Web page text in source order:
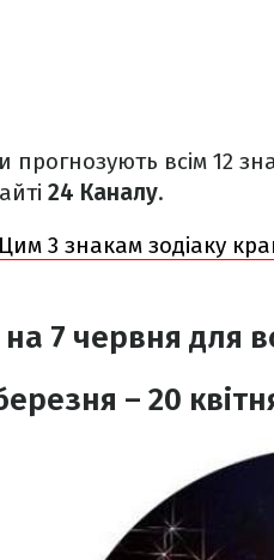
прогнозують всім 12
24 Каналу.
Цим 3 знакам зодіаку
7 червня для
– 20